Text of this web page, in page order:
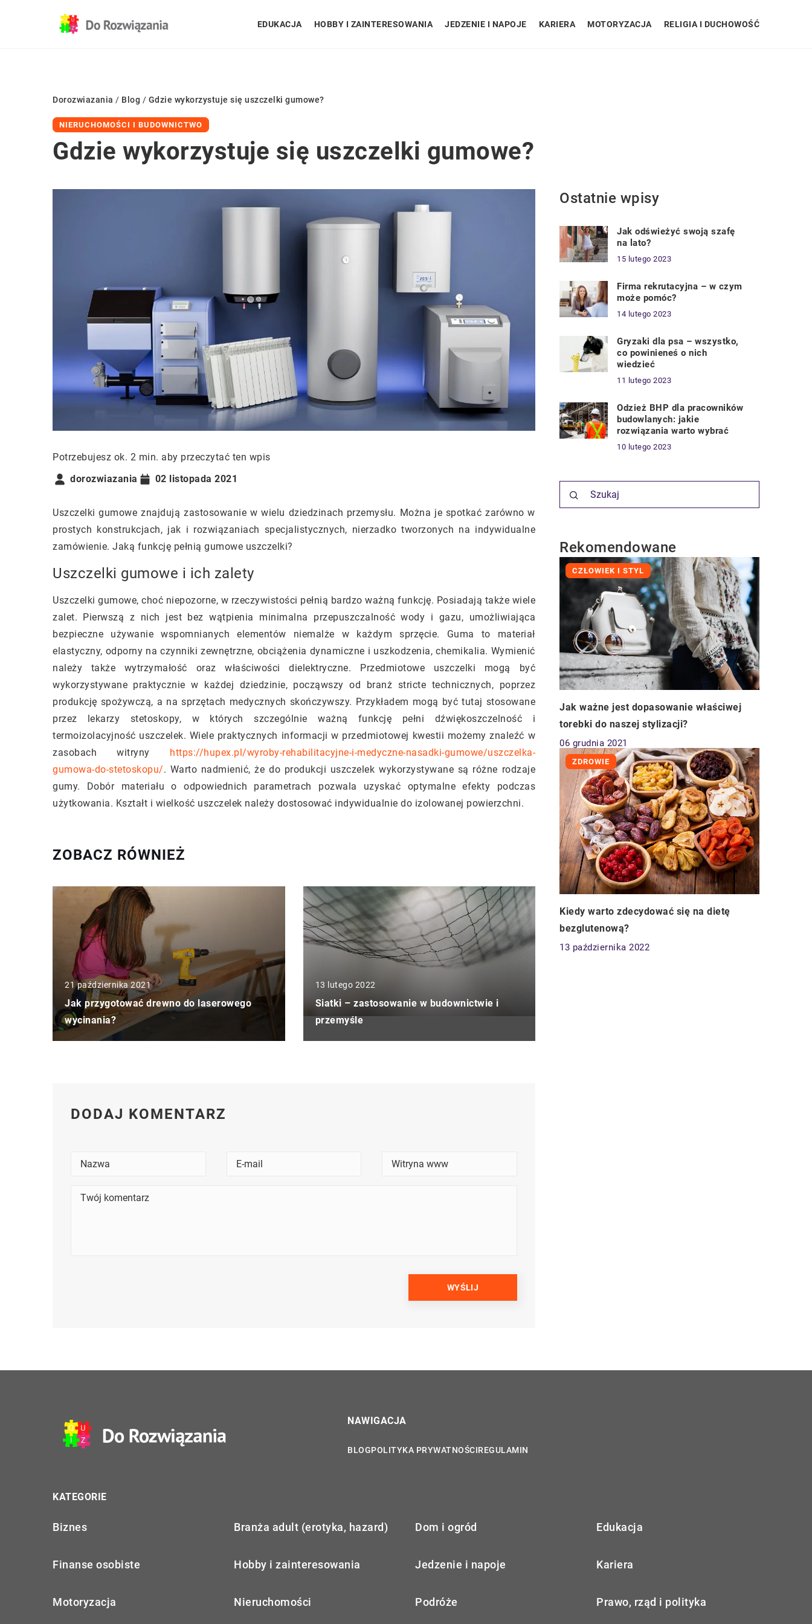
EDUKACJA HOBBY I ZAINTERESOWANIA JEDZENIE I NAPOJE KARIERA MOTORYZACJA RELIGIA I DUCHOWOŚĆ
Dorozwiazania / Blog / Gdzie wykorzystuje się uszczelki gumowe?
NIERUCHOMOŚCI I BUDOWNICTWO
Gdzie wykorzystuje się uszczelki gumowe?
Potrzebujesz ok. 2 min. aby przeczytać ten wpis
dorozwiazania
02 listopada 2021
Uszczelki gumowe znajdują zastosowanie w wielu dziedzinach przemysłu. Można je spotkać zarówno w
prostych konstrukcjach, jak i rozwiązaniach specjalistycznych, nierzadko tworzonych na indywidualne
zamówienie. Jaką funkcję pełnią gumowe uszczelki?
Uszczelki gumowe i ich zalety
Uszczelki gumowe, choć niepozorne, w rzeczywistości pełnią bardzo ważną funkcję. Posiadają także wiele
zalet. Pierwszą z nich jest bez wątpienia minimalna przepuszczalność wody i gazu, umożliwiająca
bezpieczne używanie wspomnianych elementów niemalże w każdym sprzęcie. Guma to materiał
elastyczny, odporny na czynniki zewnętrzne, obciążenia dynamiczne i uszkodzenia, chemikalia. Wymienić
należy także wytrzymałość oraz właściwości dielektryczne. Przedmiotowe uszczelki mogą być
wykorzystywane praktycznie w każdej dziedzinie, począwszy od branż stricte technicznych, poprzez
produkcję spożywczą, a na sprzętach medycznych skończywszy. Przykładem mogą być tutaj stosowane
przez lekarzy stetoskopy, w których szczególnie ważną funkcję pełni dźwiękoszczelność i
termoizolacyjność uszczelek. Wiele praktycznych informacji w przedmiotowej kwestii możemy znaleźć w
zasobach witryny https://hupex.pl/wyroby-rehabilitacyjne-i-medyczne-nasadki-gumowe/uszczelka-
gumowa-do-stetoskopu/. Warto nadmienić, że do produkcji uszczelek wykorzystywane są różne rodzaje
gumy. Dobór materiału o odpowiednich parametrach pozwala uzyskać optymalne efekty podczas
użytkowania. Kształt i wielkość uszczelek należy dostosować indywidualnie do izolowanej powierzchni.
ZOBACZ RÓWNIEŻ
21 października 2021
Jak przygotować drewno do laserowego
wycinania?
13 lutego 2022
Siatki – zastosowanie w budownictwie i
przemyśle
Ostatnie wpisy
Jak odświeżyć swoją szafę
na lato?
15 lutego 2023
Firma rekrutacyjna – w czym
może pomóc?
14 lutego 2023
Gryzaki dla psa – wszystko,
co powinieneś o nich
wiedzieć
11 lutego 2023
Odzież BHP dla pracowników
budowlanych: jakie
rozwiązania warto wybrać
10 lutego 2023
Rekomendowane
CZŁOWIEK I STYL
Jak ważne jest dopasowanie właściwej
torebki do naszej stylizacji?
06 grudnia 2021
ZDROWIE
Kiedy warto zdecydować się na dietę
bezglutenową?
13 października 2022
DODAJ KOMENTARZ
NAWIGACJA
BLOGPOLITYKA PRYWATNOŚCIREGULAMIN
KATEGORIE
Biznes Branża adult (erotyka, hazard) Dom i ogród Edukacja
Finanse osobiste Hobby i zainteresowania Jedzenie i napoje Kariera
Motoryzacja Nieruchomości Podróże Prawo, rząd i polityka